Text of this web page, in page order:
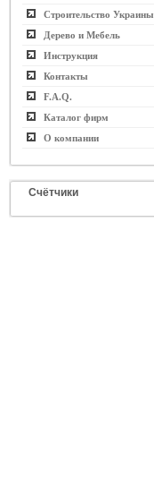
Строительство Украины
Дерево и Мебель
Инструкция
Контакты
F.A.Q.
Каталог фирм
О компании
Счётчики